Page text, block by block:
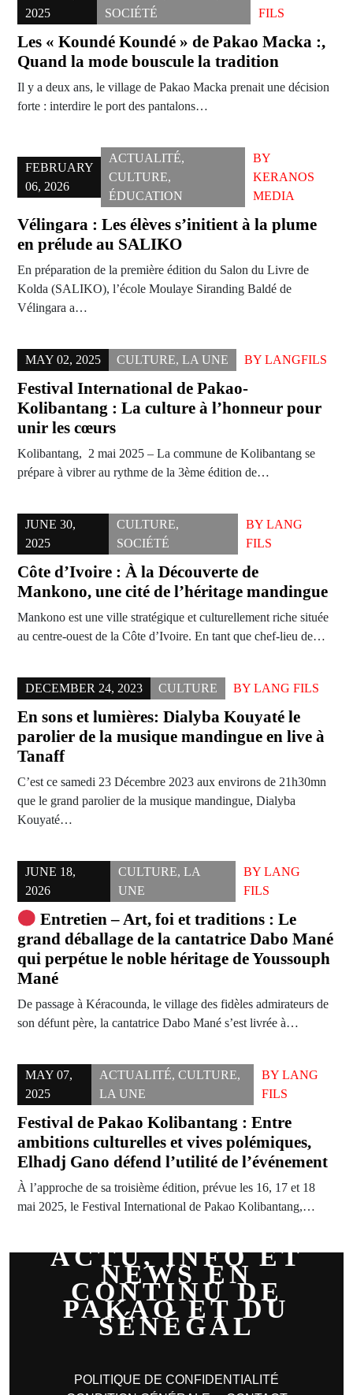
2025
SOCIÉTÉ
FILS
Les « Koundé Koundé » de Pakao Macka :,
Quand la mode bouscule la tradition
Il y a deux ans, le village de Pakao Macka prenait une décision
forte : interdire le port des pantalons…
FEBRUARY
06, 2026
ACTUALITÉ,
CULTURE,
ÉDUCATION
BY
KERANOS
MEDIA
Vélingara : Les élèves s’initient à la plume
en prélude au SALIKO
En préparation de la première édition du Salon du Livre de
Kolda (SALIKO), l’école Moulaye Siranding Baldé de
Vélingara a…
MAY 02, 2025 CULTURE, LA UNE BY LANGFILS
Festival International de Pakao-
Kolibantang : La culture à l’honneur pour
unir les cœurs
Kolibantang, 2 mai 2025 – La commune de Kolibantang se
prépare à vibrer au rythme de la 3ème édition de…
JUNE 30,
2025
CULTURE,
SOCIÉTÉ
BY LANG
FILS
Côte d’Ivoire : À la Découverte de
Mankono, une cité de l’héritage mandingue
Mankono est une ville stratégique et culturellement riche située
au centre-ouest de la Côte d’Ivoire. En tant que chef-lieu de…
DECEMBER 24, 2023 CULTURE BY LANG FILS
En sons et lumières: Dialyba Kouyaté le
parolier de la musique mandingue en live à
Tanaff
C’est ce samedi 23 Décembre 2023 aux environs de 21h30mn
que le grand parolier de la musique mandingue, Dialyba
Kouyaté…
JUNE 18,
2026
CULTURE, LA
UNE
BYLANG
FILS
Entretien – Art, foi et traditions : Le
grand déballage de la cantatrice Dabo Mané
qui perpétue le noble héritage de Youssouph
Mané
De passage à Kéracounda, le village des fidèles admirateurs de
son défunt père, la cantatrice Dabo Mané s’est livrée à…
MAY 07,
2025
ACTUALITÉ, CULTURE,
LA UNE
BYLANG
FILS
Festival de Pakao Kolibantang : Entre
ambitions culturelles et vives polémiques,
Elhadj Gano défend l’utilité de l’événement
À l’approche de sa troisième édition, prévue les 16, 17 et 18
mai 2025, le Festival International de Pakao Kolibantang,…
ACTU, INFO ET
NEWS EN
CONTINU DE
PAKAO ET DU
SÉNÉGAL
POLITIQUE DE CONFIDENTIALITÉ